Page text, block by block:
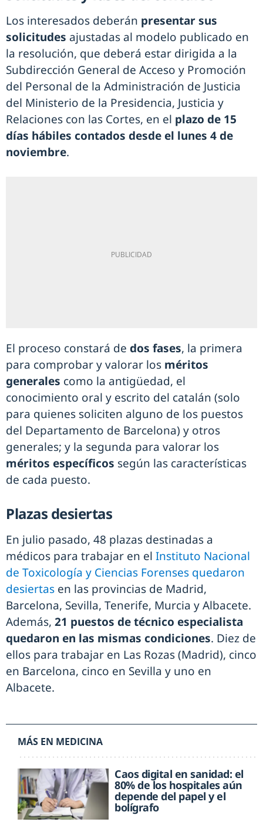
Los interesados deberán presentar sus
solicitudes ajustadas al modelo publicado en
la resolución, que deberá estar dirigida a la
Subdirección General de Acceso y Promoción
del Personal de la Administración de Justicia
del Ministerio de la Presidencia, Justicia y
Relaciones con las Cortes, en el plazo de 15
días hábiles contados desde el lunes 4 de
noviembre.
El proceso constará de dos fases, la primera
para comprobar y valorar los méritos
generales como la antigüedad, el
conocimiento oral y escrito del catalán (solo
para quienes soliciten alguno de los puestos
del Departamento de Barcelona) y otros
generales; y la segunda para valorar los
méritos específicos según las características
de cada puesto.
Plazas desiertas
En julio pasado, 48 plazas destinadas a
médicos para trabajar en el Instituto Nacional
de Toxicología y Ciencias Forenses quedaron
desiertas en las provincias de Madrid,
Barcelona, Sevilla, Tenerife, Murcia y Albacete.
Además, 21 puestos de técnico especialista
quedaron en las mismas condiciones. Diez de
ellos para trabajar en Las Rozas (Madrid), cinco
en Barcelona, cinco en Sevilla y uno en
Albacete.
MÁS EN MEDICINA
Caos digital en sanidad: el
80% de los hospitales aún
depende del papel y el
bolígrafo